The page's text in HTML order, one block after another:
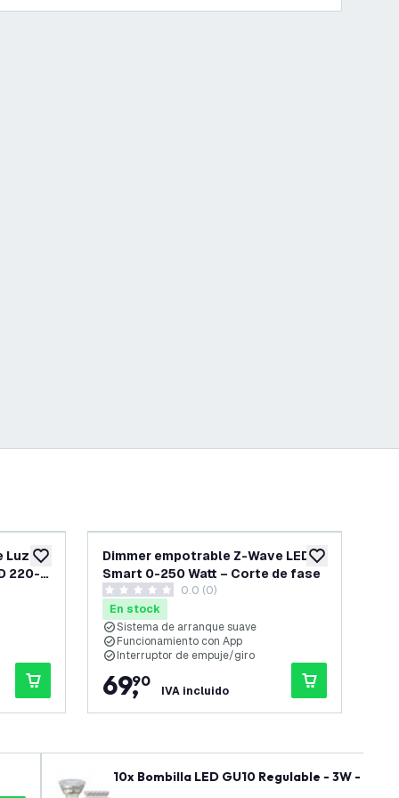
añadir a lista de deseos
Luz
220-
añadir a lista
Dimmer empotrable Z-Wave LED
Smart 0-250 Watt – Corte de fase
0 estrellas de puntuación
0.0 (0)
En stock
Sistema de arranque suave
Funcionamiento con App
Interruptor de empuje/giro
69,
90
IVA incluido
10x Bombilla LED GU10 Regulable - 3W -